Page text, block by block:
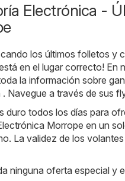
Electrónica -
los últimos folletos y
en el lugar correcto! En
la información sobre
Navegue a través de sus
duro todos los días para
Morrope en un
La validez de los
ninguna oferta especial y